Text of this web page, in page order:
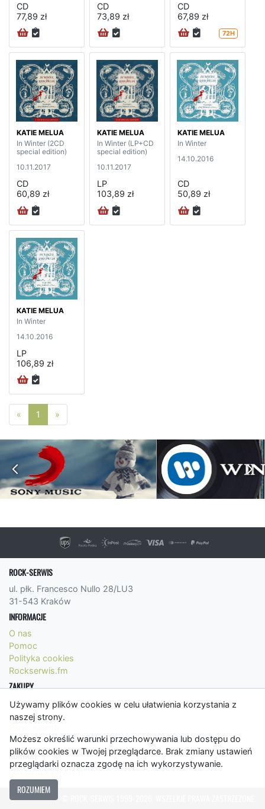
Używamy plików cookies w celu ułatwienia korzystania z
naszej strony.
Możesz określić warunki przechowywania lub dostępu do
plików cookies w Twojej przeglądarce. Brak zmiany ustawień
przeglądarki oznacza zgodę na ich wykorzystywanie.
ROZUMIEM
CD
77,89 zł
CD
73,89 zł
CD
67,89 zł
72H
KATIE MELUA
In Winter (2CD
special edition)
10.11.2017
CD
60,89 zł
KATIE MELUA
In Winter (LP+CD
special edition)
10.11.2017
LP
103,89 zł
KATIE MELUA
In Winter
14.10.2016
CD
50,89 zł
KATIE MELUA
In Winter
14.10.2016
LP
106,89 zł
« Poprzednia strona
1 »
ROCK-SERWIS
ul. płk. Francesco Nullo 28/LU3
31-543 Kraków
INFORMACJE
O nas
Pomoc
Polityka cookies
Rockserwis.fm
ZAKUPY
Formy płatności
Koszty wysyłki
Regulamin
KONTAKT
bok@rockserwis.pl